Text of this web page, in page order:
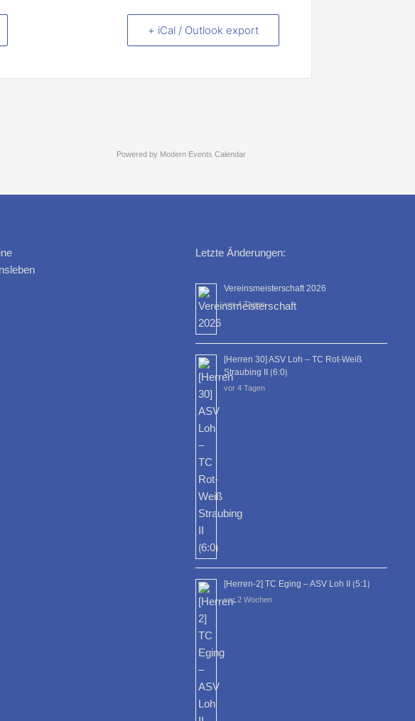
+ iCal / Outlook export
Powered by Modern Events Calendar
Letzte Änderungen:
Vereinsmeisterschaft 2026
vor 4 Tagen
[Herren 30] ASV Loh – TC Rot-Weiß
Straubing II ⟮6:0⟯
vor 4 Tagen
[Herren-2] TC Eging – ASV Loh II ⟮5:1⟯
vor 2 Wochen